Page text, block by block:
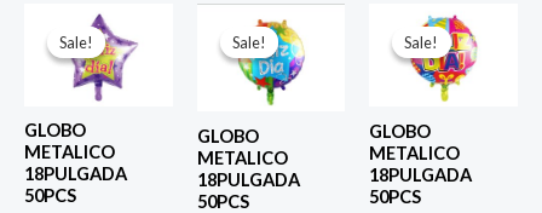
Sale!
Sale!
GLOBO
METALICO
18PULGADA
50PCS
El
precio
original
era:
Sale!
Sale!
GLOBO
METALICO
18PULGADA
50PCS
precio
original
era:
$ 4.000.
Sale!
Sale!
GLOBO
METALICO
18PULGADA
50PCS
El
precio
original
era: